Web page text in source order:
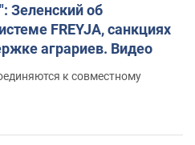
Зеленский об
FREYJA, санкциях
аграриев. Видео
к совместному